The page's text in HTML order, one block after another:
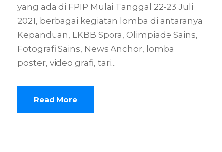
yang ada di FPIP Mulai Tanggal 22-23 Juli
2021, berbagai kegiatan lomba di antaranya
Kepanduan, LKBB Spora, Olimpiade Sains,
Fotografi Sains, News Anchor, lomba
poster, video grafi, tari...
Read More